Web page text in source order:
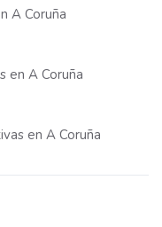
A Coruña
en A Coruña
en A Coruña